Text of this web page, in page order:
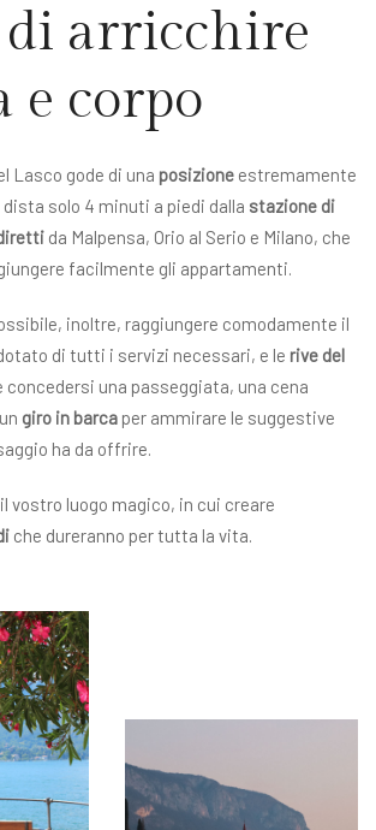
di arricchire
e corpo
Lasco gode di una posizione estremamente
dista solo 4 minuti a piedi dalla stazione di
da Malpensa, Orio al Serio e Milano, che
facilmente gli appartamenti.
inoltre, raggiungere comodamente il
di tutti i servizi necessari, e le rive del
concedersi una passeggiata, una cena
giro in barca per ammirare le suggestive
ha da offrire.
il vostro luogo magico, in cui creare
che dureranno per tutta la vita.